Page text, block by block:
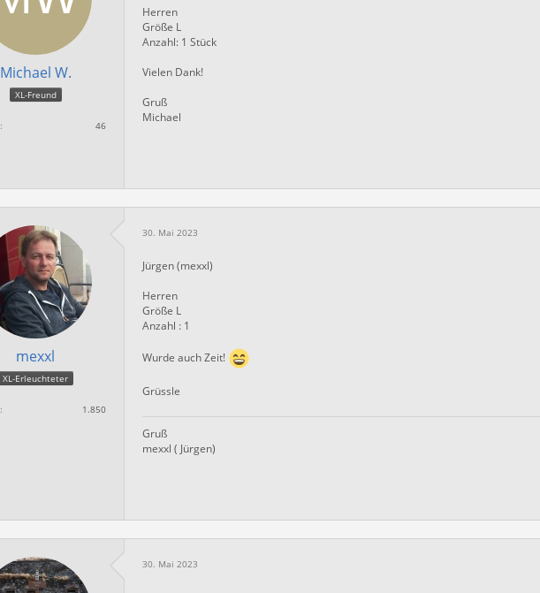
Michael W.
XL-Freund
46
Herren
Größe L
Anzahl: 1 Stück
Vielen Dank!
Gruß
Michael
mexxl
XL-Erleuchteter
1.850
30. Mai 2023
Jürgen (mexxl)
Herren
Größe L
Anzahl : 1
Wurde auch Zeit!
Grüssle
Gruß
mexxl ( Jürgen)
30. Mai 2023